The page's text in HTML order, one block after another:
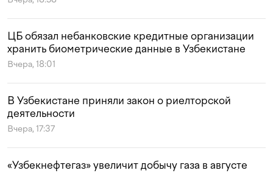
ЦБ обязал небанковские кредитные организации
хранить биометрические данные в Узбекистане
Вчера, 18:01
В Узбекистане приняли закон о риелторской
деятельности
Вчера, 17:37
«Узбекнефтегаз» увеличит добычу газа в августе